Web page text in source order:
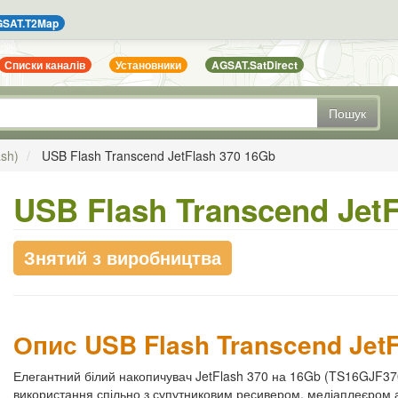
Списки каналів Установники AGSAT.SatDirect
Пошук
USB Flash Transcend JetFlash 370 16Gb
USB Flash Transcend
Знятий з виробництва
Опис USB Flash Transcend
Елегантний білий накопичувач JetFlash 370 на 16Gb
використання спільно з супутниковим ресивером,